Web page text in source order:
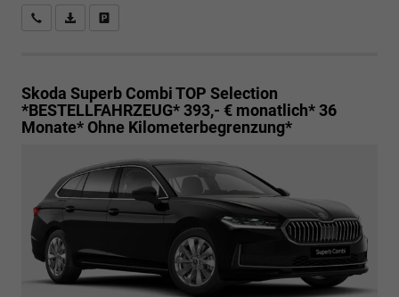
Rückrufbitte absenden
PDF-Datei, Fahrzeugexposé drucken
Skoda Superb CombiTOP Selection
*BESTELLFAHRZEUG* 393,- € monatlich* 36
Monate* Ohne Kilometerbegrenzung*